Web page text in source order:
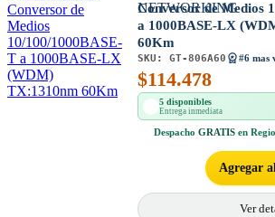
Conversor de Medios
a 1000BASE-LX
60Km
SKU: GT-806A60 #6 mas
$114.478
5 disponibles
Entrega inmediata
Despacho GRATIS en
Agregar
Ver